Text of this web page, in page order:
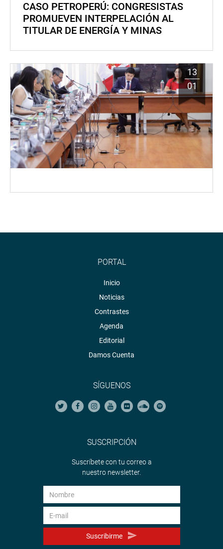
CASO PETROPERÚ: CONGRESISTAS
PROMUEVEN INTERPELACIÓN AL
TITULAR DE ENERGÍA Y MINAS
13
01
PORTAL
Inicio
Noticias
Contrastes
Agenda
Editorial
Damos Cuenta
SÍGUENOS
SUSCRIPCIÓN
Suscríbete con tu correo a
nuestro newsletter.
Suscribirme